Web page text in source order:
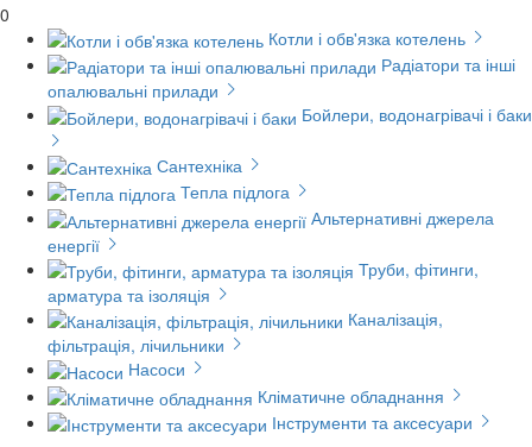
0
Котли і обв'язка котелень
Радіатори та інші
опалювальні прилади
Бойлери, водонагрівачі і баки
Сантехніка
Тепла підлога
Альтернативні джерела
енергії
Труби, фітинги,
арматура та ізоляція
Каналізація,
фільтрація, лічильники
Насоси
Кліматичне обладнання
Інструменти та аксесуари